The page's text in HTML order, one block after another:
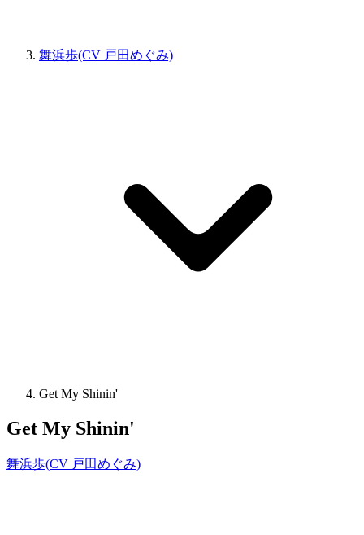
舞浜歩(CV 戸田めぐみ)
Get My Shinin'
Get My Shinin'
舞浜歩(CV 戸田めぐみ)